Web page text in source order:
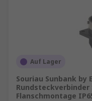
Auf Lager
Souriau Sunbank by
Rundsteckverbinder
Flanschmontage